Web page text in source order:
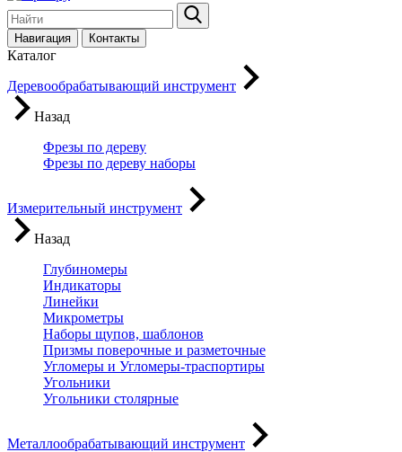
Навигация Контакты
Каталог
Деревообрабатывающий инструмент
Назад
Фрезы по дереву
Фрезы по дереву наборы
Измерительный инструмент
Назад
Глубиномеры
Индикаторы
Линейки
Микрометры
Наборы щупов, шаблонов
Призмы поверочные и разметочные
Угломеры и Угломеры-траспортиры
Угольники
Угольники столярные
Металлообрабатывающий инструмент